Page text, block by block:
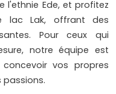
l'ethnie Ede, et profitez
lac Lak, offrant des
Pour ceux qui
notre équipe est
vos propres